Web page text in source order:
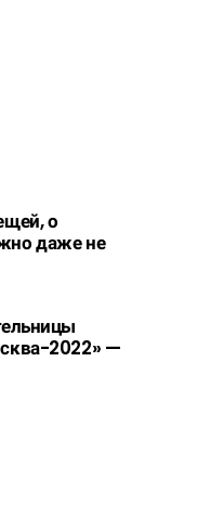
о
даже не
2022» —